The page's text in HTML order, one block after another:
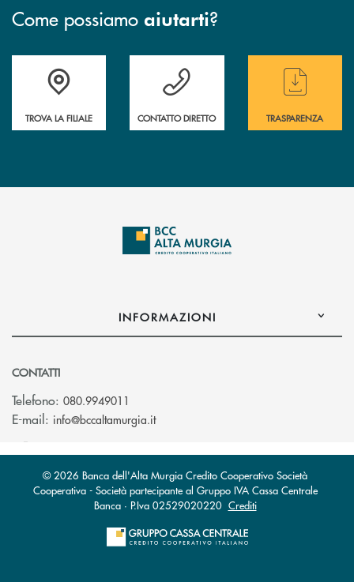
Come possiamo aiutarti?
Accedi all' elenco completo delle filiali
TROVA LA FILIALE
Hai bisogno di assistenza immediata ?
CONTATTO DIRETTO
Hai bisogno di
TRASPARENZA
INFORMAZIONI
CONTATTI
Telefono: 080.9949011
E-mail: info@bccaltamurgia.it(si apre l’app di posta elettronica)
© 2026 Banca dell'Alta Murgia Credito Cooperativo Società
Cooperativa - Società partecipante al Gruppo IVA Cassa Centrale
Banca · P.Iva 02529020220 Crediti